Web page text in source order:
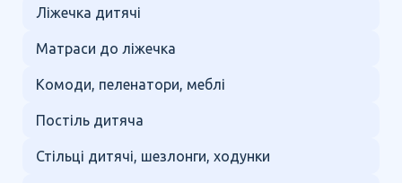
Ліжечка дитячі
Матраси до ліжечка
Комоди, пеленатори, меблі
Постіль дитяча
Стільці дитячі, шезлонги, ходунки